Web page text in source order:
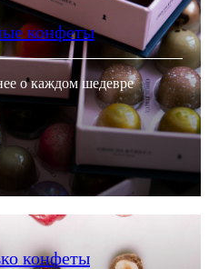
конфеты
о каждом шедевре
конфеты